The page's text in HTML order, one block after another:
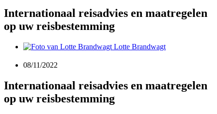
Internationaal reisadvies en maatregelen
op uw reisbestemming
Lotte Brandwagt
08/11/2022
Internationaal reisadvies en maatregelen
op uw reisbestemming